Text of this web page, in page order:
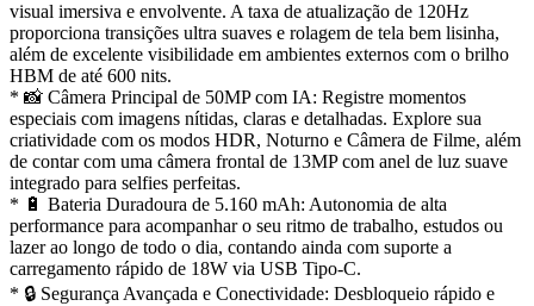
visual imersiva e envolvente. A taxa de atualização de 120Hz
proporciona transições ultra suaves e rolagem de tela bem lisinha,
além de excelente visibilidade em ambientes externos com o brilho
HBM de até 600 nits.
* 📸 Câmera Principal de 50MP com IA: Registre momentos
especiais com imagens nítidas, claras e detalhadas. Explore sua
criatividade com os modos HDR, Noturno e Câmera de Filme, além
de contar com uma câmera frontal de 13MP com anel de luz suave
integrado para selfies perfeitas.
* 🔋 Bateria Duradoura de 5.160 mAh: Autonomia de alta
performance para acompanhar o seu ritmo de trabalho, estudos ou
lazer ao longo de todo o dia, contando ainda com suporte a
carregamento rápido de 18W via USB Tipo-C.
* 🔒 Segurança Avançada e Conectividade: Desbloqueio rápido e